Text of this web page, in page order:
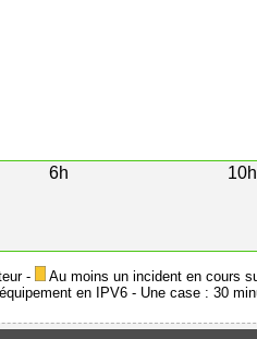
6h 10h
- Au moins un incident en cours
en IPV6 - Une case : 30